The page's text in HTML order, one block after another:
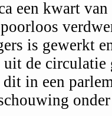
een kwart
is gewerkt
uit de circulatie
dit in een